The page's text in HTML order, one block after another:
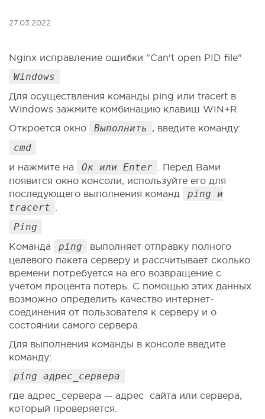
27.03.2022
Nginx исправление ошибки "Can't open PID file"
Windows
Для осуществления команды ping или tracert в
Windows зажмите комбинацию клавиш WIN+R
Откроется окно
Выполнить , введите команду:
cmd
и нажмите на Ок или Enter
. Перед Вами
появится окно консоли, используйте его для
последующего выполнения команд
ping и
tracert
Ping
Команда ping
выполняет отправку полного
целевого пакета серверу и рассчитывает сколько
времени потребуется на его возвращение с
учетом процента потерь. С помощью этих данных
возможно определить качество интернет-
соединения от пользователя к серверу и о
состоянии самого сервера.
Для выполнения команды в консоле введите
команду:
ping адрес_сервера
где адрес_сервера — адрес сайта или сервера,
который проверяется.